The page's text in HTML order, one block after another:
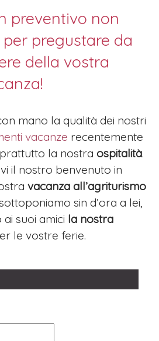
preventivo non
pregustare da
della vostra
mano la qualità dei nostri
vacanze recentemente
la nostra ospitalità.
il nostro benvenuto in
vacanza all’agriturismo
sin d’ora a lei,
suoi amici la nostra
le vostre ferie.